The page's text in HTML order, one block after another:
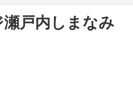
戸内しまなみ